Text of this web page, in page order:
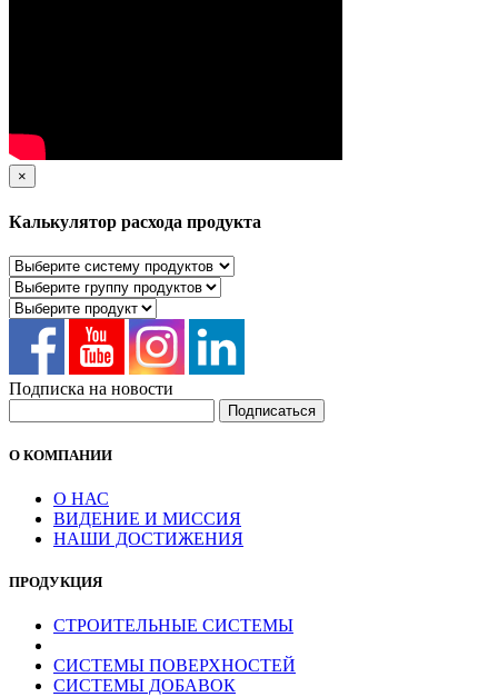
×
Калькулятор расхода продукта
Подписка на новости
О КОМПАНИИ
О НАС
ВИДЕНИЕ И МИССИЯ
НАШИ ДОСТИЖЕНИЯ
ПРОДУКЦИЯ
СТРОИТЕЛЬНЫЕ СИСТЕМЫ
СИСТЕМЫ ПОВЕРХНОСТЕЙ
СИСТЕМЫ ДОБАВОК